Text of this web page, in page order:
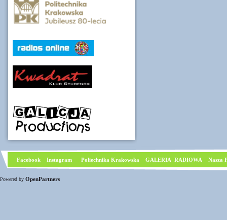
Facebook Instagram Poliechnika Krakowska GALERIA RADIOWA Nasza
Powered by OpenPartners